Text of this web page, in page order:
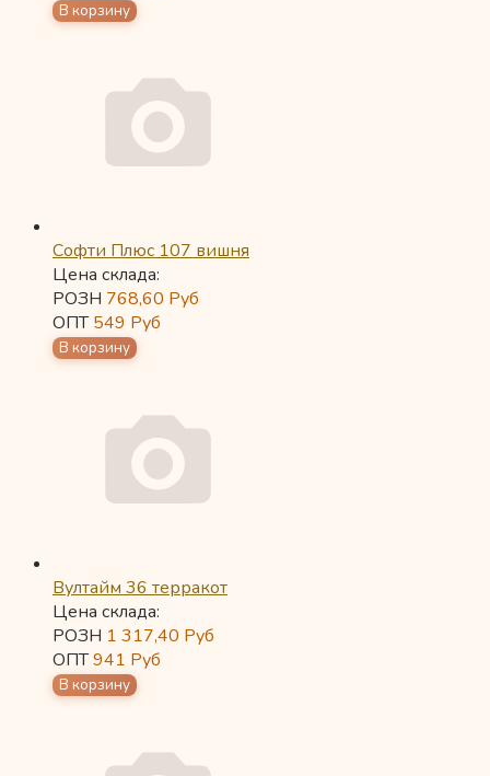
Софти Плюс 107 вишня
Цена склада:
РОЗН 768,60 Руб
ОПТ549 Руб
Вултайм 36 терракот
Цена склада:
РОЗН 1 317,40 Руб
ОПТ941 Руб